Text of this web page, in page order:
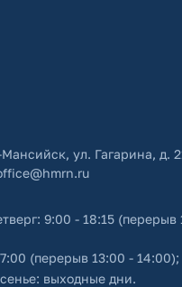
ул. Гагарина, д.
9:00 - 18:15 (перерыв
(перерыв 13:00 - 14:00);
выходные дни.